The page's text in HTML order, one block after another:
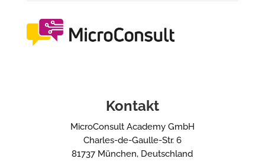
Kontakt
MicroConsult Academy GmbH
Charles-de-Gaulle-Str. 6
81737 München, Deutschland